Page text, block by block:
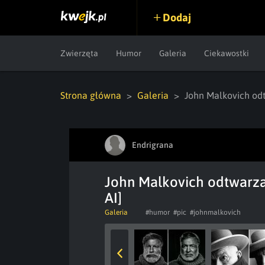
Dodaj
Zwierzęta Humor Galeria Ciekawostki
Strona główna Galeria John Malkovich
Endrigrana
John Malkovich
AI]
Galeria #humor #pic #johnmalkovich